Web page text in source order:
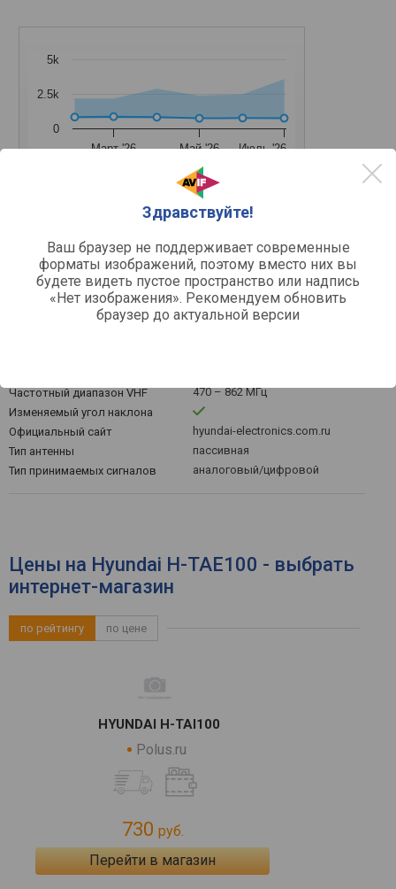
Здравствуйте!
Ваш браузер не поддерживает современные
форматы изображений, поэтому вместо них вы
будете видеть пустое пространство или надпись
«Нет изображения». Рекомендуем обновить
браузер до актуальной версии
Средняя цена
Март '26 Май '26 Июль '26
0
2.5k
5k
Другое
DVB-T/T2, ISDB-T, DMB-T/H
Частотный диапазон VHF
470 – 862 МГц
Изменяемый угол наклона
Официальный сайт
hyundai-electronics.com.ru
Тип антенны
пассивная
Тип принимаемых сигналов
аналоговый/цифровой
Цены на Hyundai H-TAE100 - выбрать
интернет-магазин
по рейтингу по цене
HYUNDAI H-TAI100
Polus.ru
730 руб.
Перейти в магазин